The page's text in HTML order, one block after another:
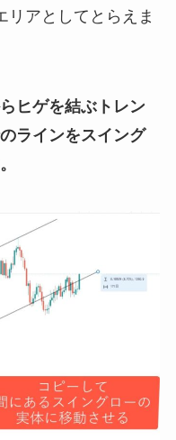
リアとしてとらえま
ヒゲを結ぶトレン
ラインをスイング